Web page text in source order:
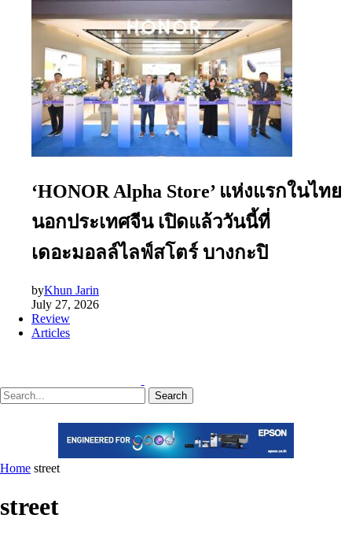
‘HONOR Alpha Store’ แห่งแรกในไทย
นอกประเทศจีน เปิดแล้ววันนี้ที่
เดอะมอลล์ไลฟ์สโตร์ บางกะปิ
byKhun Jarin
July 27, 2026
Review
Articles
Search
Home street
street